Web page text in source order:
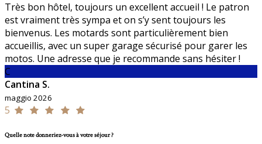
Très bon hôtel, toujours un excellent accueil ! Le patron
est vraiment très sympa et on s’y sent toujours les
bienvenus. Les motards sont particulièrement bien
accueillis, avec un super garage sécurisé pour garer les
motos. Une adresse que je recommande sans hésiter !
C
Cantina S.
maggio 2026
5
Quelle note donneriez-vous à votre séjour ?